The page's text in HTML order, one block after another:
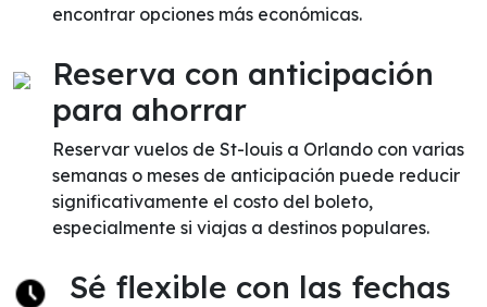
encontrar opciones más económicas.
Reserva con anticipación
para ahorrar
Reservar vuelos de St-louis a Orlando con varias
semanas o meses de anticipación puede reducir
significativamente el costo del boleto,
especialmente si viajas a destinos populares.
Sé flexible con las fechas